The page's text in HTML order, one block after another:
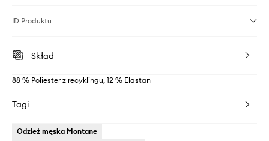
ID Produktu
Skład
88 % Poliester z recyklingu, 12 % Elastan
Tagi
Odzież męska Montane